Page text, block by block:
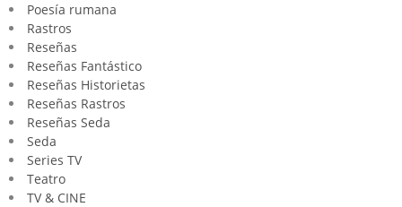
Poesía rumana
Rastros
Reseñas
Reseñas Fantástico
Reseñas Historietas
Reseñas Rastros
Reseñas Seda
Seda
Series TV
Teatro
TV & CINE